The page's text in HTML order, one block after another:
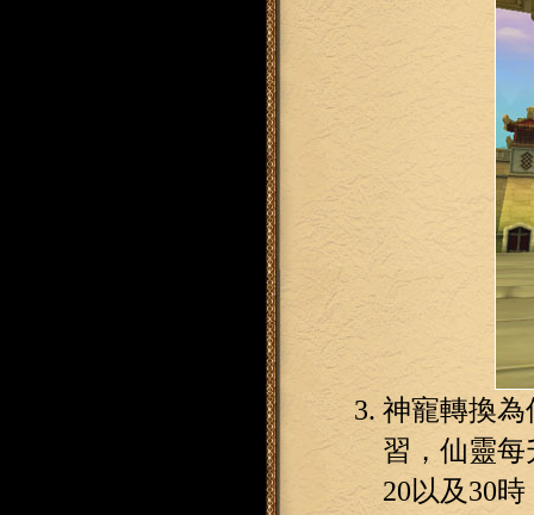
神寵轉換為
習，仙靈
20以及30